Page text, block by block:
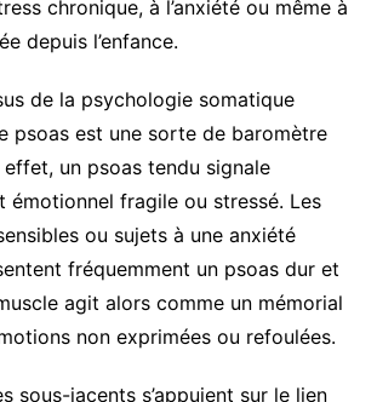
chronique, à l’anxiété ou même à
depuis l’enfance.
de la psychologie somatique
psoas est une sorte de baromètre
un psoas tendu signale
émotionnel fragile ou stressé. Les
ou sujets à une anxiété
fréquemment un psoas dur et
agit alors comme un mémorial
non exprimées ou refoulées.
sous-jacents s’appuient sur le lien